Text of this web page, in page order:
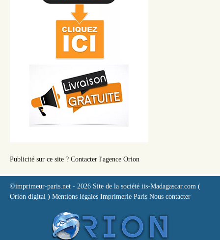
Publicité sur ce site ? Contacter l'agence Orion
©imprimeur-paris.net - 2026 Site de la société iis-Madagascar.com (
Orion digital ) Mentions légales Imprimerie Paris Nous contacter